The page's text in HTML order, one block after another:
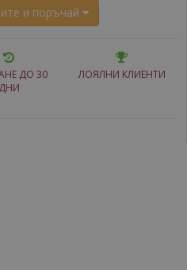
и поръчай
ДО 30
ДНИ
ЛОЯЛНИ КЛИЕНТИ